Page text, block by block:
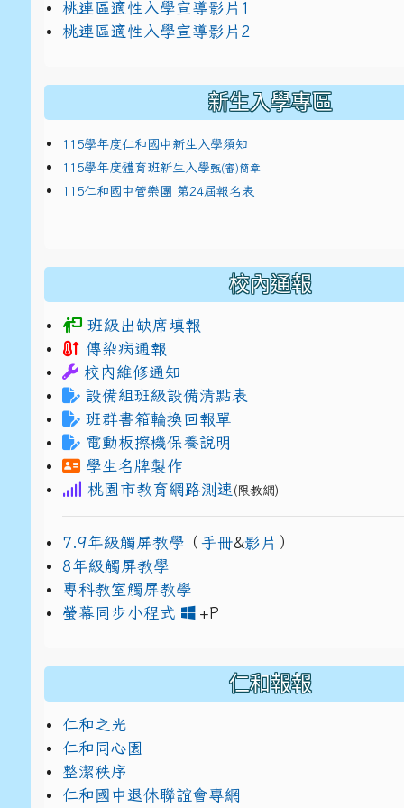
link to https://docs.google.com/
桃連區適性入學宣導影片1
link to https://docs.google.com/
桃連區適性入學宣導影片2
新生入學專區
115學年度仁和國中新生入學須知
115學年度體育班新生入學甄(審)簡章
115仁和國中管樂團 第24屆報名表
校內通報
班級出缺席填報
傳染病通報
校內維修通知
設備組班級設備清點表
班群書箱輪換回報單
電動板擦機保養說明
學生名牌製作
桃園市教育網路測速 (限教網)
7.9年級觸屏教學 （ 手冊&影片 ）
8年級觸屏教學
專科教室觸屏教學
螢幕同步小程式
+Plink to https://
link to https://
仁和報報
仁和之光
仁和同心園
整潔秩序
仁和國中退休聯誼會專網